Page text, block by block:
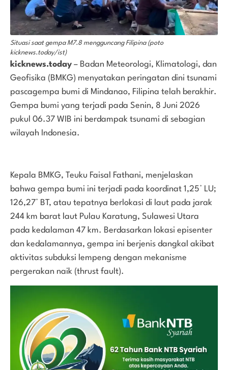
Situasi saat gempa M7.8 mengguncang Filipina (poto
kicknews.today/ist)
kicknews.today – Badan Meteorologi, Klimatologi, dan
Geofisika (BMKG) menyatakan peringatan dini tsunami
pascagempa bumi di Mindanao, Filipina telah berakhir.
Gempa bumi yang terjadi pada Senin, 8 Juni 2026
pukul 06.37 WIB ini berdampak tsunami di sebagian
wilayah Indonesia.
Kepala BMKG, Teuku Faisal Fathani, menjelaskan
bahwa gempa bumi ini terjadi pada koordinat 1,25° LU;
126,27° BT, atau tepatnya berlokasi di laut pada jarak
244 km barat laut Pulau Karatung, Sulawesi Utara
pada kedalaman 47 km. Berdasarkan lokasi episenter
dan kedalamannya, gempa ini berjenis dangkal akibat
aktivitas subduksi lempeng dengan mekanisme
pergerakan naik (thrust fault).